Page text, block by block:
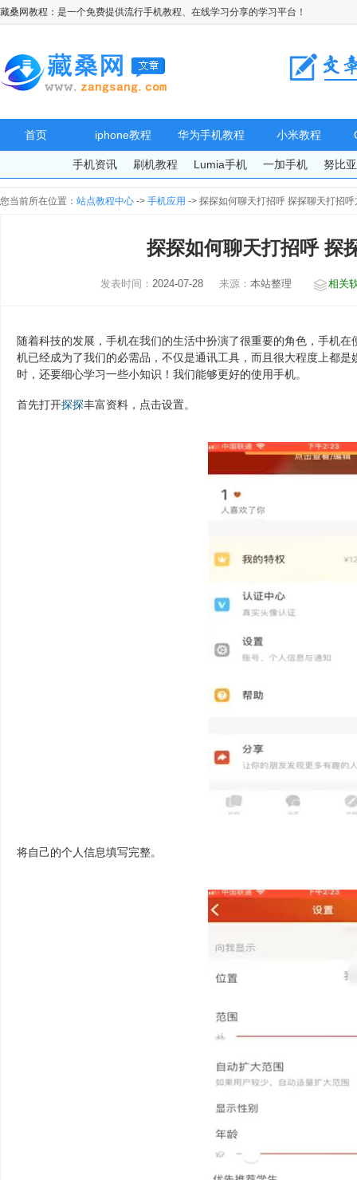
藏桑网教程：是一个免费提供流行手机教程、在线学习分享的学习平台！
首页 iphone教程 华为手机教程 小米教程
手机资讯 刷机教程 Lumia手机 一加手机 努比
您当前所在位置： 站点教程中心 -> 手机应用 -> 探探如何聊天打招呼 探探聊天打招呼
探探如何聊天打招呼 探
发表时间：2024-07-28 来源：本站整理 相关
随着科技的发展，手机在我们的生活中扮演了很重要的角色，手机
机已经成为了我们的必需品，不仅是通讯工具，而且很大程度上都
时，还要细心学习一些小知识！我们能够更好的使用手机。
首先打开探探丰富资料，点击设置。
将自己的个人信息填写完整。